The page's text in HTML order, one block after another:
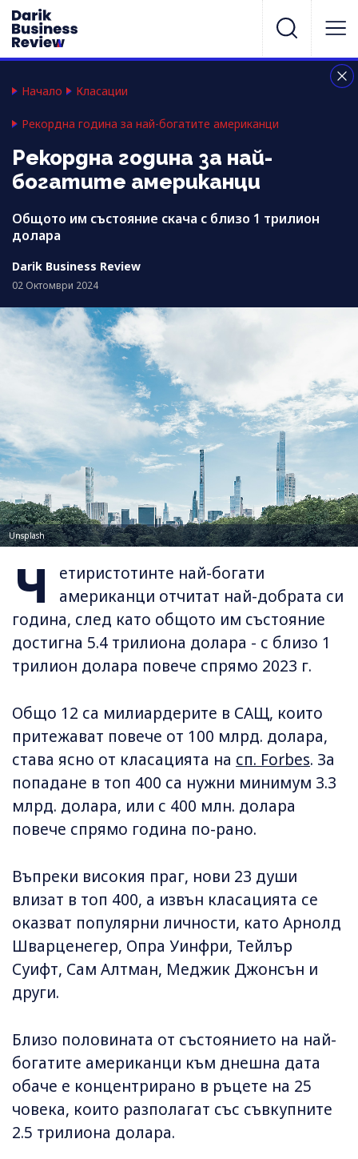
Начало Класации
Рекордна година за най-богатите американци
Рекордна година за най-
богатите американци
Общото им състояние скача с близо 1 трилион
долара
Darik Business Review
02 Октомври 2024
Unsplash
Ч
етиристотинте най-богати
американци отчитат най-добрата си
година, след като общото им състояние
достигна 5.4 трилиона долара - с близо 1
трилион долара повече спрямо 2023 г.
Общо 12 са милиардерите в САЩ, които
притежават повече от 100 млрд. долара,
става ясно от класацията на сп. Forbes. За
попадане в топ 400 са нужни минимум 3.3
млрд. долара, или с 400 млн. долара
повече спрямо година по-рано.
Въпреки високия праг, нови 23 души
влизат в топ 400, а извън класацията се
оказват популярни личности, като Арнолд
Шварценегер, Опра Уинфри, Тейлър
Суифт, Сам Алтман, Меджик Джонсън и
други.
Близо половината от състоянието на най-
богатите американци към днешна дата
обаче е концентрирано в ръцете на 25
човека, които разполагат със съвкупните
2.5 трилиона долара.